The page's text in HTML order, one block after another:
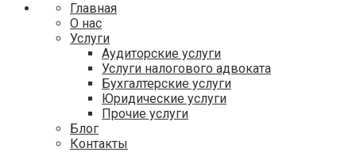
Главная
О нас
Услуги
Аудиторские услуги
Услуги налогового адвоката
Бухгалтерские услуги
Юридические услуги
Прочие услуги
Блог
Контакты